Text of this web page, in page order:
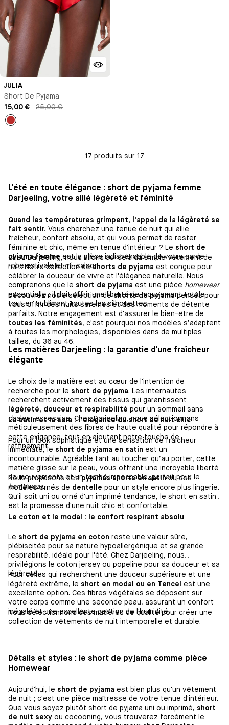
JULIA
Short De Pyjama
15,00 €
25,00 €
Rouge
17 produits sur 17
L'été en toute élégance : short de pyjama femme
Darjeeling, votre allié légèreté et féminité
Quand les températures grimpent, l'appel de la légèreté se
fait sentir. Vous cherchez une tenue de nuit qui allie
fraîcheur, confort absolu, et qui vous permet de rester
féminine et chic, même en tenue d'intérieur ? Le short de
pyjama femme est la pièce indispensable de votre garde-
robe estivale et mi-saison.
Chez Darjeeling, nous allons au-delà du simple vêtement de
nuit. Notre collection deshorts de pyjama est conçue pour
célébrer la douceur de vivre et l'élégance naturelle. Nous
comprenons que le short de pyjama est une pièce homewear
essentielle : il doit offrir une liberté de mouvement totale
tout en sublimant toutes les silhouettes.
Découvrez notre sélection deshorts de pyjamapensés pour
vous offrir des nuits sereines et des moments de détente
parfaits. Notre engagement est d'assurer le bien-être de
toutes les féminités, c'est pourquoi nos modèles s’adaptent
à toutes les morphologies, disponibles dans de multiples
tailles, du 36 au 46.
Les matières Darjeeling : la garantie d'une fraîcheur
élégante
Le choix de la matière est au cœur de l'intention de
recherche pour le short de pyjama. Les internautes
recherchent activement des tissus qui garantissent
légèreté, douceur et respirabilité pour un sommeil sans
chaleur excessive. Chez Darjeeling, nous sélectionnons
méticuleusement des fibres de haute qualité pour répondre à
cette exigence, tout en ajoutant notre touche de
raffinement.
Le satin et la soie : l'élégance du short de nuit chic
Pour un look sophistiqué et une sensation de fraîcheur
immédiate, le short de pyjama en satin est un
incontournable. Agréable tant au toucher qu’au porter, cette
matière glisse sur la peau, vous offrant une incroyable liberté
de mouvements et un tombé impeccable, parfait pour le
homewear.
Nous proposons despyjamas shorts en satinou des
modèles ornés de dentelle pour un style encore plus lingerie.
Qu'il soit uni ou orné d'un imprimé tendance, le short en satin
est la promesse d'une nuit chic et confortable.
Le coton et le modal : le confort respirant absolu
Le short de pyjama en coton reste une valeur sûre,
plébiscitée pour sa nature hypoallergénique et sa grande
respirabilité, idéale pour l'été. Chez Darjeeling, nous
privilégions le coton jersey ou popeline pour sa douceur et sa
légèreté.
Pour celles qui recherchent une douceur supérieure et une
légèreté extrême, le short en modal ou en Tencel
est une
excellente option. Ces fibres végétales se déposent sur
votre corps comme une seconde peau, assurant un confort
inégalé et une excellente gestion de l'humidité.
Nous sélectionnons des matières de qualité pour créer une
collection de vêtements de nuit intemporelle et durable.
Détails et styles : le short de pyjama comme pièce
Homewear
Aujourd'hui, le short de pyjama est bien plus qu'un vêtement
de nuit ; c'est une pièce maîtresse de votre tenue d'intérieur.
Que vous soyez plutôt short de pyjama uni ou imprimé, short
de nuit sexy ou cocooning, vous trouverez forcément le